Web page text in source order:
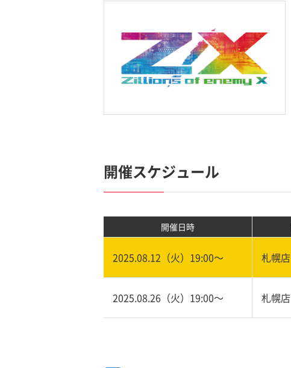
開催スケジュール
開催日時
2025.08.12（火）19:00〜 札幌店
2025.08.26（火）19:00〜 札幌店